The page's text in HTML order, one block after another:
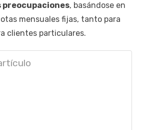
preocupaciones, basándose en
mensuales fijas, tanto para
clientes particulares.